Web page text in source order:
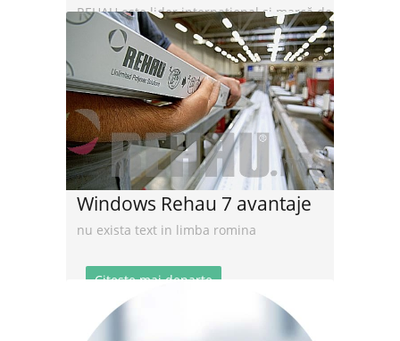
REHAU este lider internaţional şi marcă de
prestigiu pentru soluţii pe bază de
polimeri în domeniile Construcţii, ...
Citeste mai departe
Windows Rehau 7 avantaje
nu exista text in limba romina
Citeste mai departe